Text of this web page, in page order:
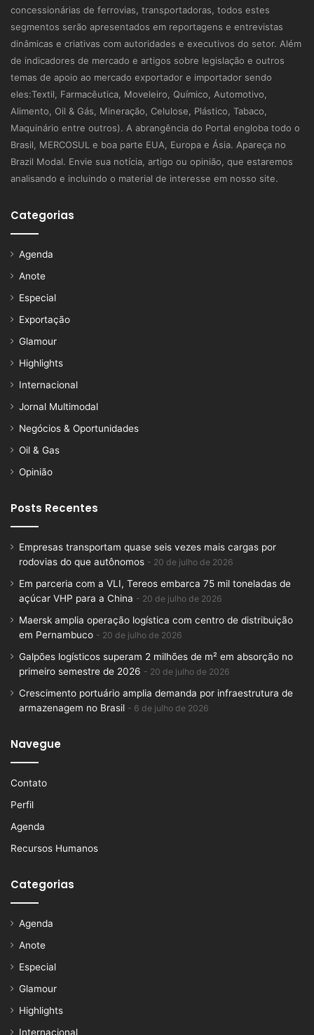
concessionárias de ferrovias, transportadoras, todos estes
segmentos serão apresentados em reportagens e entrevistas
dinâmicas e criativas com autoridades e executivos do setor. Além
de indicadores de mercado e artigos sobre legislação e outros
temas de apoio ao mercado exportador e importador sendo
eles:Textil, Farmacêutica, Moveleiro, Químico, Automotivo,
Alimento, Oil & Gás, Mineração, Celulose, Plástico, Tabaco,
Maquinário entre outros). A abrangência do Portal engloba todo o
Brasil, MERCOSUL e boa parte EUA, Europa e Ásia. Apareça no
Brazil Modal. Envie sua notícia, artigo ou opinião, que estaremos
analisando e incluindo o material de interesse em nosso site.
Categorias
Agenda
Anote
Especial
Exportação
Glamour
Highlights
Internacional
Jornal Multimodal
Negócios & Oportunidades
Oil & Gas
Opinião
Posts Recentes
Empresas transportam quase seis vezes mais cargas por
rodovias do que autônomos
20 de julho de 2026
Em parceria com a VLI, Tereos embarca 75 mil toneladas de
açúcar VHP para a China
20 de julho de 2026
Maersk amplia operação logística com centro de distribuição
em Pernambuco
20 de julho de 2026
Galpões logísticos superam 2 milhões de m² em absorção no
primeiro semestre de 2026
20 de julho de 2026
Crescimento portuário amplia demanda por infraestrutura de
armazenagem no Brasil
6 de julho de 2026
Navegue
Contato
Perfil
Agenda
Recursos Humanos
Categorias
Agenda
Anote
Especial
Glamour
Highlights
Internacional